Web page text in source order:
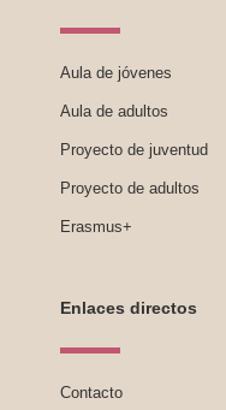
Aula de jóvenes
Aula de adultos
Proyecto de juventud
Proyecto de adultos
Erasmus+
Enlaces directos
Contacto